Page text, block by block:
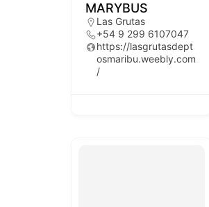
MARYBUS
Las Grutas
+54 9 299 6107047
https://lasgrutasdept
osmaribu.weebly.com
/